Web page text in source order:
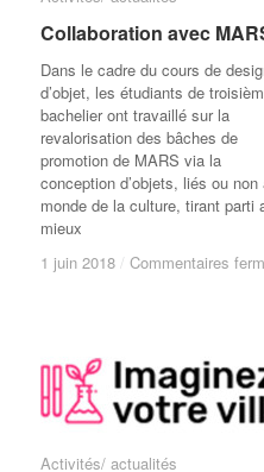
Collaboration avec
Dans le cadre du cours de
d’objet, les étudiants de
bachelier ont travaillé sur la
revalorisation des bâches de
promotion de MARS via la
conception d’objets, liés ou non
monde de la culture, tirant parti
mieux
1 juin 2018 / Commentaires
Collaboration avec
1 juin 2018 / Commentaires
Activités/ actualités
Activités/ actualités